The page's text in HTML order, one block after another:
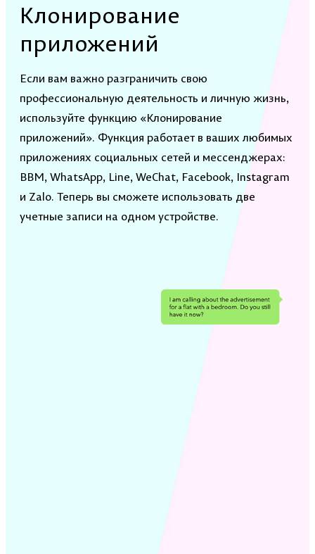
Клонирование
приложений
Если вам важно разграничить свою
профессиональную деятельность и личную жизнь,
используйте функцию «Клонирование
приложений». Функция работает в ваших любимых
приложениях социальных сетей и мессенджерах:
BBM, WhatsApp, Line, WeChat, Facebook, Instagram
и Zalo. Теперь вы сможете использовать две
учетные записи на одном устройстве.